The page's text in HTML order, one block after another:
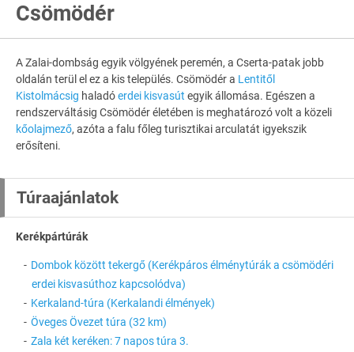
Csömödér
A Zalai-dombság egyik völgyének peremén, a Cserta-patak jobb
oldalán terül el ez a kis település. Csömödér a Lentitől
Kistolmácsig haladóerdei kisvasút egyik állomása. Egészen a
rendszerváltásig Csömödér életében is meghatározó volt a közeli
kőolajmező, azóta a falu főleg turisztikai arculatát igyekszik
erősíteni.
Túraajánlatok
Kerékpártúrák
Dombok között tekergő (Kerékpáros élménytúrák a csömödéri
erdei kisvasúthoz kapcsolódva)
Kerkaland-túra (Kerkalandi élmények)
Öveges Övezet túra (32 km)
Zala két keréken: 7 napos túra 3.